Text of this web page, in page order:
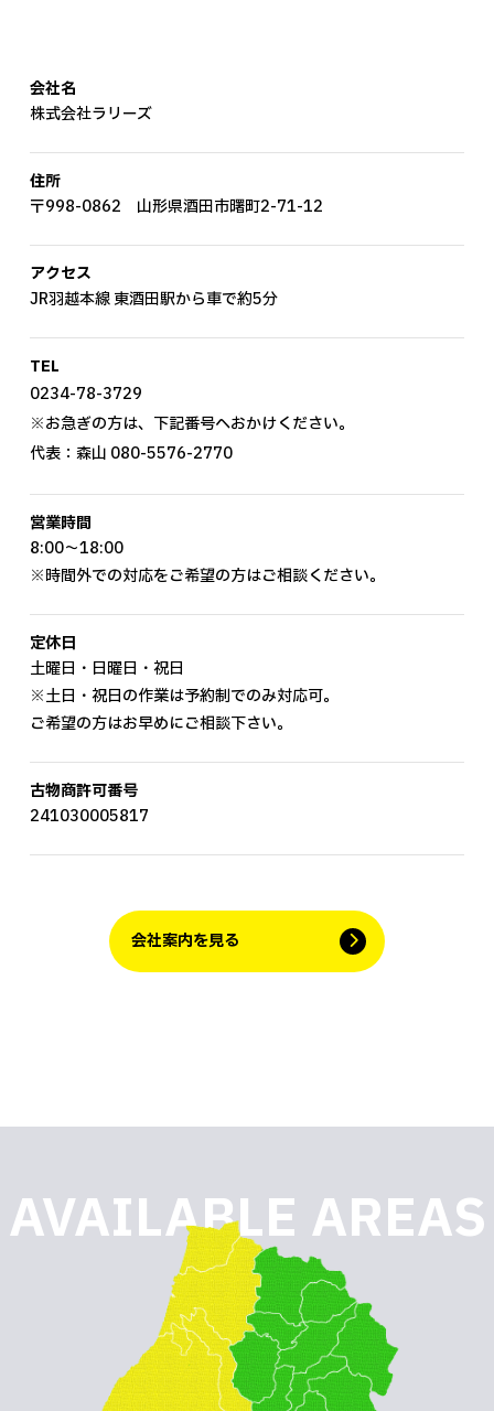
会社名
株式会社ラリーズ
住所
〒998-0862 山形県酒田市曙町2-71-12
アクセス
JR羽越本線 東酒田駅から車で約5分
TEL
0234-78-3729
※お急ぎの方は、下記番号へおかけください。
代表：森山 080-5576-2770
営業時間
8:00～18:00
※時間外での対応をご希望の方はご相談ください。
定休日
土曜日・日曜日・祝日
※土日・祝日の作業は予約制でのみ対応可。
ご希望の方はお早めにご相談下さい。
古物商許可番号
241030005817
会社案内を見る